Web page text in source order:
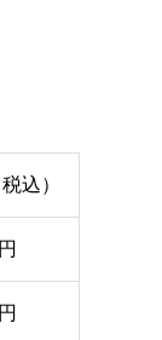
込）